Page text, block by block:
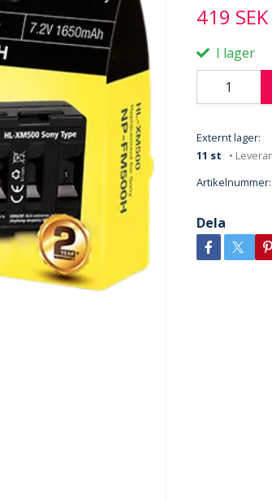
419 SEK
I lager
Externt lager:
11 st
•
Artikelnummer:
Dela